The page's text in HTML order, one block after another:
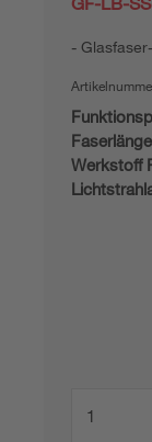
Werkstoff